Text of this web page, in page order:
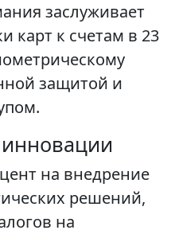
заслуживает
карт к счетам в 23
защитой и
инновации
на внедрение
решений,
на